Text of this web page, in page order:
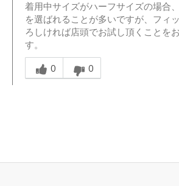
着用中サイズがハーフサイズの場合
を選ばれることが多いですが、フィ
ろしければ店頭でお試し頂くことを
す。
Was this answer helpful to you
0
0